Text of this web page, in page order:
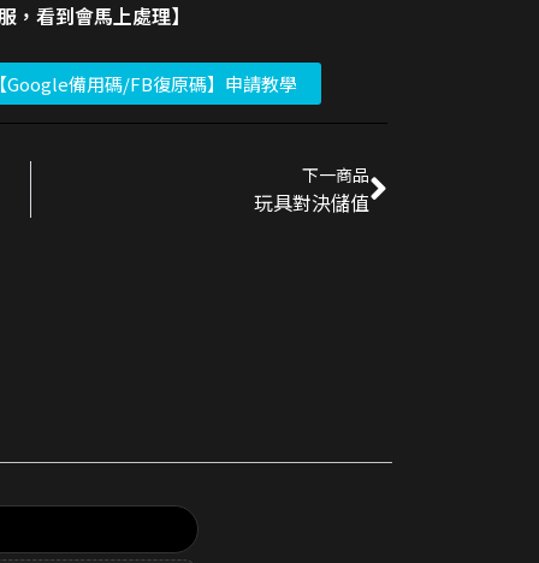
，看到會馬上處理】
Google備用碼/FB復原碼】申請教學
下一商品
玩具對決儲值